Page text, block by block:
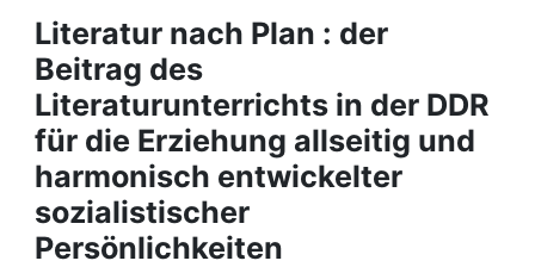
Projects
People
Institutions
Awards
Literatur nach Plan : der
Beitrag des
Literaturunterrichts in der DDR
für die Erziehung allseitig und
harmonisch entwickelter
sozialistischer
Persönlichkeiten